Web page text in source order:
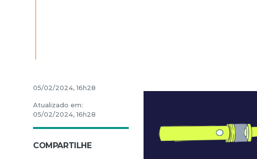
05/02/2024, 16h28
Atualizado em:
05/02/2024, 16h28
COMPARTILHE